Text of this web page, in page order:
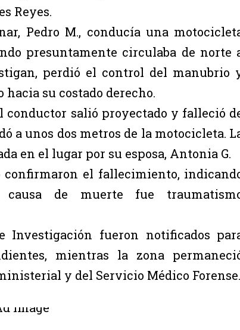
Reyes.
Pedro M., conducía una
presuntamente circulaba de norte
perdió el control del manubrio
su costado derecho.
conductor salió proyectado y falleció
a unos dos metros de la motocicleta.
en el lugar por su esposa, Antonia G.
confirmaron el fallecimiento,
de muerte fue
Investigación fueron notificados
mientras la zona
y del Servicio Médico Forense.